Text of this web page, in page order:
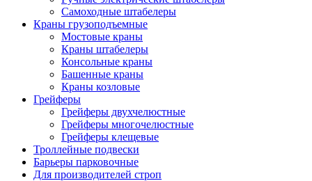
Самоходные штабелеры
Краны грузоподъемные
Мостовые краны
Краны штабелеры
Консольные краны
Башенные краны
Краны козловые
Грейферы
Грейферы двухчелюстные
Грейферы многочелюстные
Грейферы клещевые
Троллейные подвески
Барьеры парковочные
Для производителей строп